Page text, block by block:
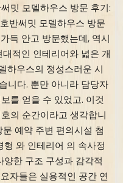
밋 모델하우스 방문 후기:
반써밋 모델하우스 방문
득 안고 방문했는데, 역시
적인 인테리어와 넓은 개
하우스의 정성스러운 시
니다. 뿐만 아니라 담당자
를 얻을 수 있었고. 이것
의 순간이라고 생각합니
예약 주변 편의시설 첨
와 인테리어 의 속사정
한 구조 구성과 감각적
자들은 실용적인 공간 연